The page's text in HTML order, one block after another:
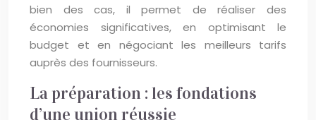
bien des cas, il permet de réaliser des
économies significatives, en optimisant le
budget et en négociant les meilleurs tarifs
auprès des fournisseurs.
La préparation : les fondations
d’une union réussie